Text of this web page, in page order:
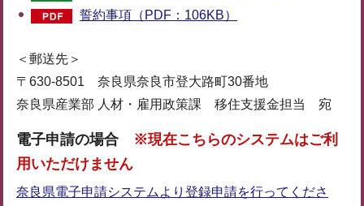
誓約事項（PDF：106KB）
＜郵送先＞
〒630-8501 奈良県奈良市登大路町30番地
奈良県産業部 人材・雇用政策課 移住支援金担当 宛
電子申請の場合 ※現在こちらのシステムはご利
用いただけません
奈良県電子申請システムより登録申請を行ってくださ